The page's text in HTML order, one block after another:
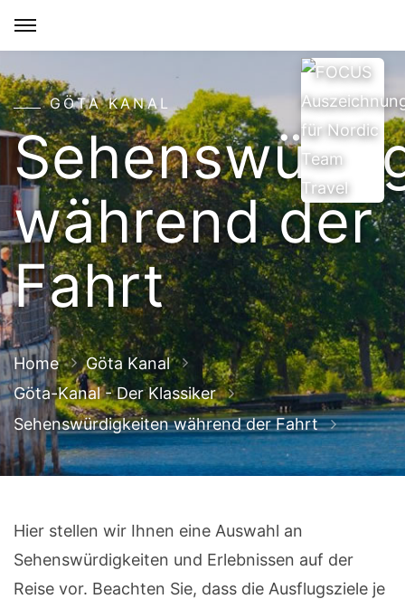
GÖTA KANAL
während der
Fahrt
Home
Göta Kanal
Göta-Kanal - Der Klassiker
Sehenswürdigkeiten während der Fahrt
Hier stellen wir Ihnen eine Auswahl an
Sehenswürdigkeiten und Erlebnissen auf der
Reise vor. Beachten Sie, dass die Ausflugsziele je